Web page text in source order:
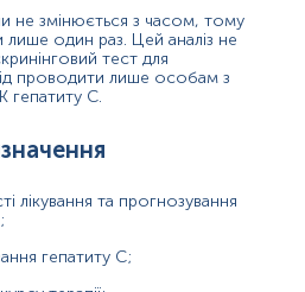
вірусу гепатиту С
не змінюється з часом, тому
один раз. Цей аналіз не
тест для
проводити лише особам з
гепатиту С.
лікування та прогнозування
гепатиту С;